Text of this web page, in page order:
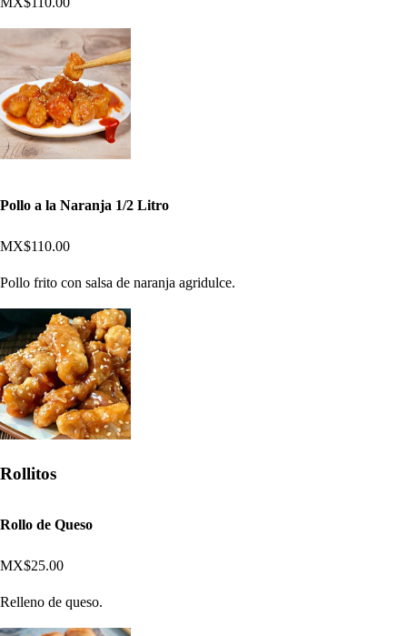
Pollo a la Naranja 1/2 Litro
MX$110.00
Pollo frito con salsa de naranja agridulce.
Rollitos
Rollo de Queso
MX$25.00
Relleno de queso.